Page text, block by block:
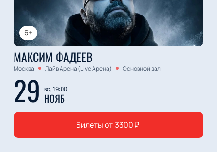
6+
МАКСИМ ФАДЕЕВ
Москва Лайв Арена (Live Арена) Основной зал
29 вс, 19:00
НОЯБ
Билеты от 3300₽